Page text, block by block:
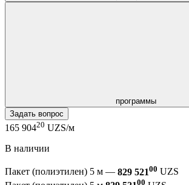
программы
Задать вопрос
165 90420 UZS/м
В наличии
Пакет (полиэтилен) 5 м — 829 52100 UZS
00